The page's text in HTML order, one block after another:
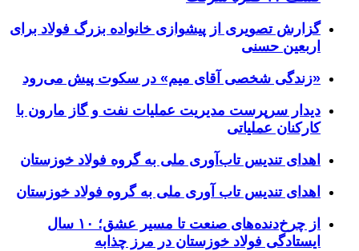
گزارش تصویری از پیشوازی خانواده بزرگ فولاد برای
اربعین حسنی
«زندگی شخصی آقای میم» در سکوت پیش می‌رود
دیدار سرپرست مدیریت عملیات نفت و گاز مارون با
کارکنان عملیاتی
اهدای تندیس تاب‌آوری ملی به گروه فولاد خوزستان
اهدای تندیس تاب آوری ملی به گروه فولاد خوزستان
از چرخ‌دنده‌های صنعت تا مسیر عشق؛ ۱۰ سال
ایستادگی فولاد خوزستان در مرز چذابه